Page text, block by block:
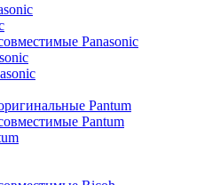
Panasonic
Pantum
Pantum